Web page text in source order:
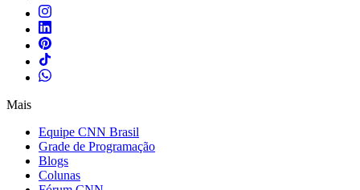
Mais
Equipe CNN Brasil
Grade de Programação
Blogs
Colunas